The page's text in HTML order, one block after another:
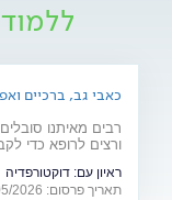
כאבי גב, ברכיים
רבים מאיתנו
ורצים לרופא כדי
"הגוף הוא כמו בניין,
ראיון עם: דוקטורפדיה
תאריך פרסום: 04/05/2026